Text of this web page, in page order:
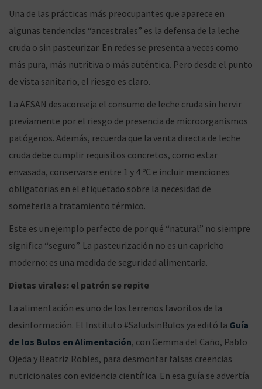
Una de las prácticas más preocupantes que aparece en
algunas tendencias “ancestrales” es la defensa de la leche
cruda o sin pasteurizar. En redes se presenta a veces como
más pura, más nutritiva o más auténtica. Pero desde el punto
de vista sanitario, el riesgo es claro.
La AESAN desaconseja el consumo de leche cruda sin hervir
previamente por el riesgo de presencia de microorganismos
patógenos. Además, recuerda que la venta directa de leche
cruda debe cumplir requisitos concretos, como estar
envasada, conservarse entre 1 y 4 ºC e incluir menciones
obligatorias en el etiquetado sobre la necesidad de
someterla a tratamiento térmico.
Este es un ejemplo perfecto de por qué “natural” no siempre
significa “seguro”. La pasteurización no es un capricho
moderno: es una medida de seguridad alimentaria.
Dietas virales: el patrón se repite
La alimentación es uno de los terrenos favoritos de la
desinformación. El Instituto #SaludsinBulos ya editó la Guía
de los Bulos en Alimentación, con Gemma del Caño, Pablo
Ojeda y Beatriz Robles, para desmontar falsas creencias
nutricionales con evidencia científica. En esa guía se advertía